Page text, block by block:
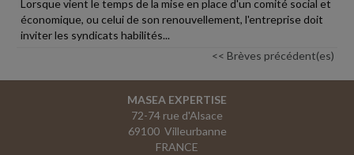
Lorsque vient le temps de la mise en place d'un comité social et
économique, ou celui de son renouvellement, l'entreprise doit
inviter les syndicats habilités...
<< Brèves précédent(es)
MASEA EXPERTISE
72-74 rue d'Alsace
69100 Villeurbanne
FRANCE